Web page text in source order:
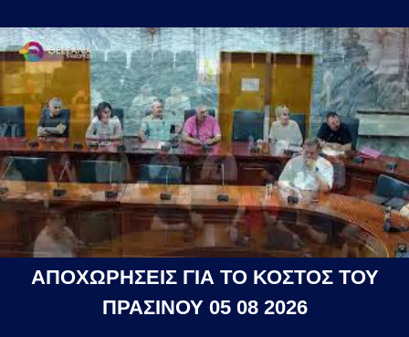
ΑΠΟΧΩΡΗΣΕΙΣ ΓΙΑ ΤΟ ΚΟΣΤΟΣ ΤΟΥ
ΠΡΑΣΙΝΟΥ 05 08 2026